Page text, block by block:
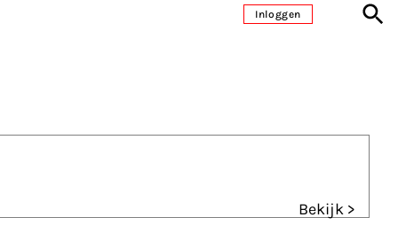
Inloggen
Bekijk >